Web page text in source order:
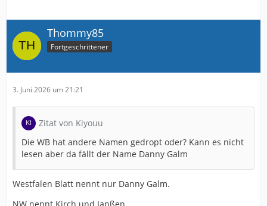
Thommy85
Fortgeschrittener
3. Juni 2026 um 21:21
Zitat von Kiyouu
Die WB hat andere Namen gedropt oder? Kann es nicht
lesen aber da fällt der Name Danny Galm
Westfalen Blatt nennt nur Danny Galm.
NW nennt Kirch und Janßen.